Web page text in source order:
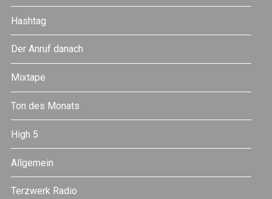
Hashtag
Der Anruf danach
Mixtape
Ton des Monats
High 5
Allgemein
Terzwerk Radio